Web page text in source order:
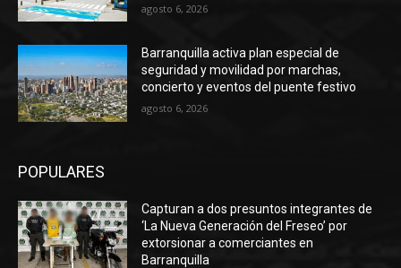
agosto 6, 2026
Barranquilla activa plan especial de
seguridad y movilidad por marchas,
concierto y eventos del puente festivo
agosto 6, 2026
POPULARES
Capturan a dos presuntos integrantes de
‘La Nueva Generación del Freseo’ por
extorsionar a comerciantes en
Barranquilla